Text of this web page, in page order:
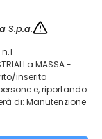
S.p.a.
a MASSA -
inserita
e, riportando
di: Manutenzione